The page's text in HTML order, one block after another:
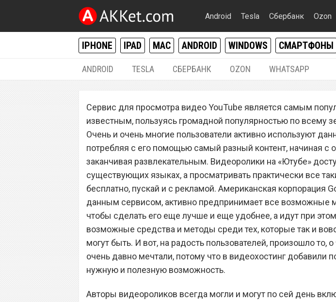
Android Tesla Сбербанк Ozon
IPHONE IPAD MAC ANDROID WINDOWS СМАРТФОНЫ
ANDROID TESLA СБЕРБАНК OZON WHATSAPP
YouTube получил важное
котором все мечтали более 10
Сервис для просмотра видео YouTube является самым
известным, пользуясь громадной популярностью по всему
Очень и очень многие пользователи активно используют
потребляя с его помощью самый разный контент, начиная с
заканчивая развлекательным. Видеоролики на «Ютубе»
существующих языках, а просматривать практически все
бесплатно, пускай и с рекламой. Американская корпорация
данным сервисом, активно предпринимает все возможные
чтобы сделать его еще лучше и еще удобнее, а идут при
возможные средства и методы среди тех, которые так и
могут быть. И вот, на радость пользователей, произошло то,
очень давно мечтали, потому что в видеохостинг добавили
нужную и полезную возможность.
Авторы видеороликов всегда могли и могут по сей день